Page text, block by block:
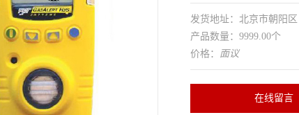
发货地址：北京市朝阳区
产品数量：9999.00个
价格： 面议
在线留言